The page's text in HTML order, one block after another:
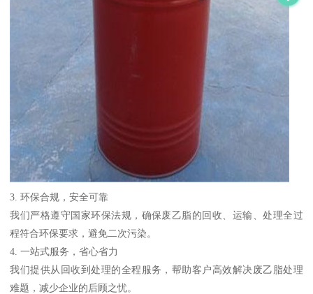
3. 环保合规，安全可靠
我们严格遵守国家环保法规，确保废乙脂的回收、运输、处理全过
程符合环保要求，避免二次污染。
4. 一站式服务，省心省力
我们提供从回收到处理的全程服务，帮助客户高效解决废乙脂处理
难题，减少企业的后顾之忧。